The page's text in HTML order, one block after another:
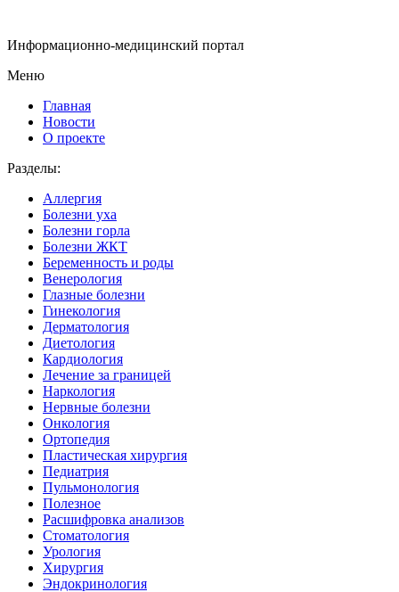
Информационно-медицинский портал
Меню
Главная
Новости
О проекте
Разделы:
Аллергия
Болезни уха
Болезни горла
Болезни ЖКТ
Беременность и роды
Венерология
Глазные болезни
Гинекология
Дерматология
Диетология
Кардиология
Лечение за границей
Наркология
Нервные болезни
Онкология
Ортопедия
Пластическая хирургия
Педиатрия
Пульмонология
Полезное
Расшифровка анализов
Стоматология
Урология
Хирургия
Эндокринология